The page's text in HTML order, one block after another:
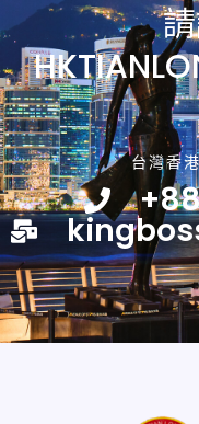
有
副
作
用
嗎？
台灣香